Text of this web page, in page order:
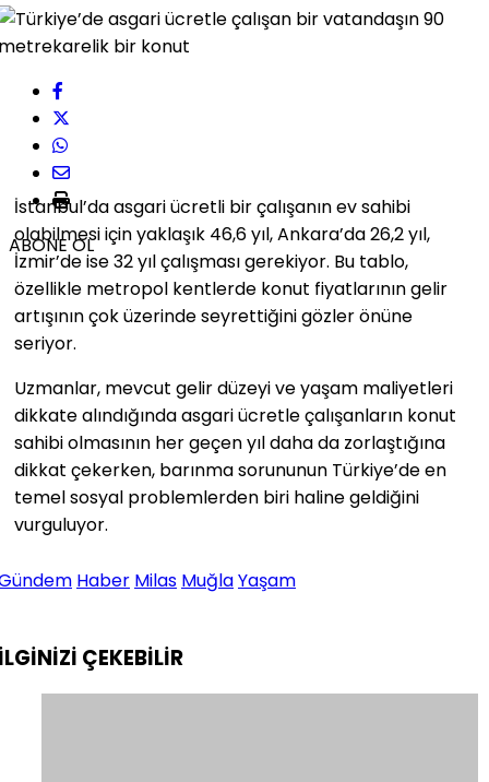
ABONE OL
İstanbul’da asgari ücretli bir çalışanın ev sahibi
olabilmesi için yaklaşık 46,6 yıl, Ankara’da 26,2 yıl,
İzmir’de ise 32 yıl çalışması gerekiyor. Bu tablo,
özellikle metropol kentlerde konut fiyatlarının gelir
artışının çok üzerinde seyrettiğini gözler önüne
seriyor.
Uzmanlar, mevcut gelir düzeyi ve yaşam maliyetleri
dikkate alındığında asgari ücretle çalışanların konut
sahibi olmasının her geçen yıl daha da zorlaştığına
dikkat çekerken, barınma sorununun Türkiye’de en
temel sosyal problemlerden biri haline geldiğini
vurguluyor.
Haber Milas MuğlaYaşam
ÇEKEBİLİR